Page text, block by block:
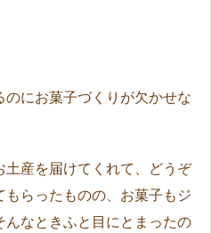
にお菓子づくりが欠かせな
産を届けてくれて、どうぞ
らったものの、お菓子もジ
なときふと目にとまったの